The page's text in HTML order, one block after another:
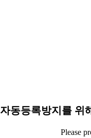
자동등록방지를 위
Please